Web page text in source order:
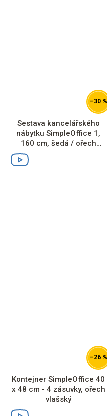
–30 %
Sestava kancelářského
nábytku SimpleOffice 1,
160 cm, šedá / ořech
–26 %
Kontejner SimpleOffice 40
x 48 cm - 4 zásuvky, ořech
vlašský